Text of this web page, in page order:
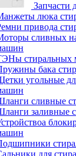
Запчасти
люка
привода
сливных
стиральных
бака
угольные
сливные
заливные
для